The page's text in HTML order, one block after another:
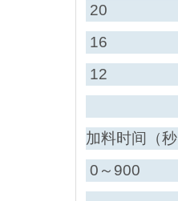
20
16
12
加料时间（
0～900